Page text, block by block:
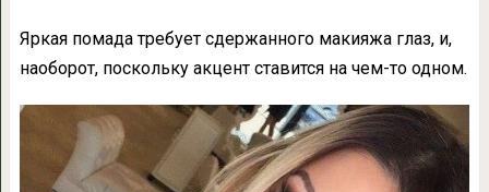
Яркая помада требует сдержанного макияжа глаз, и,
наоборот, поскольку акцент ставится на чем-то одном.